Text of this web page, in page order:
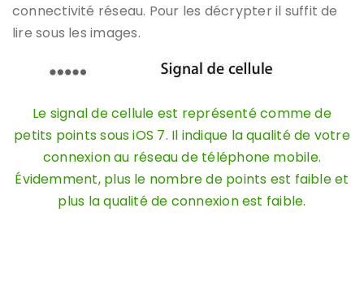
connectivité réseau. Pour les décrypter il suffit de
lire sous les images.
Le signal de cellule est représenté comme de
petits points sous iOS 7. Il indique la qualité de votre
connexion au réseau de téléphone mobile.
Évidemment, plus le nombre de points est faible et
plus la qualité de connexion est faible.